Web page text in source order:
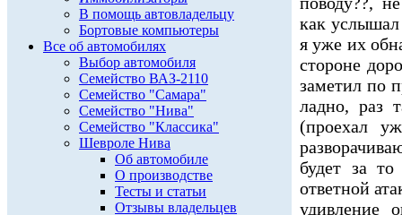
В помощь автовладельцу
Бортовые компьютеры
Все об автомобилях
Выбор автомобиля
Семейство ВАЗ-2110
Семейство "Самара"
Семейство "Нива"
Семейство "Классика"
Шевроле Нива
Об автомобиле
О производстве
Тесты и статьи
Отзывы владельцев
как услышал
я уже их
стороне
заметил по
ладно, раз
(проехал
будет за
ответной